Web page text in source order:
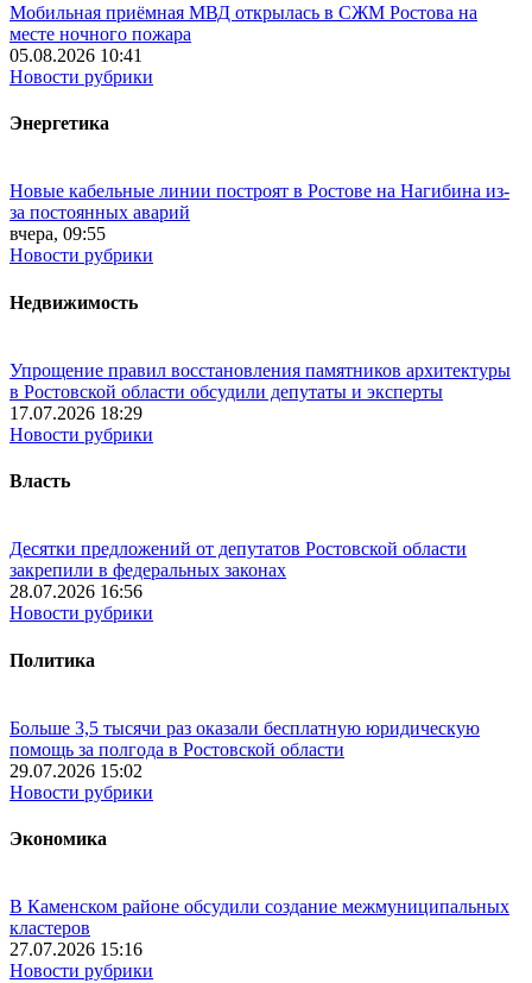
Мобильная приёмная МВД открылась в СЖМ Ростова на
месте ночного пожара
05.08.2026 10:41
Новости рубрики
Энергетика
Новые кабельные линии построят в Ростове на Нагибина из-
за постоянных аварий
вчера, 09:55
Новости рубрики
Недвижимость
Упрощение правил восстановления памятников архитектуры
в Ростовской области обсудили депутаты и эксперты
17.07.2026 18:29
Новости рубрики
Власть
Десятки предложений от депутатов Ростовской области
закрепили в федеральных законах
28.07.2026 16:56
Новости рубрики
Политика
Больше 3,5 тысячи раз оказали бесплатную юридическую
помощь за полгода в Ростовской области
29.07.2026 15:02
Новости рубрики
Экономика
В Каменском районе обсудили создание межмуниципальных
кластеров
27.07.2026 15:16
Новости рубрики